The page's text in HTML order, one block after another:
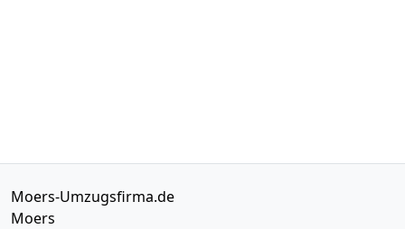
Moers-Umzugsfirma.de
Moers